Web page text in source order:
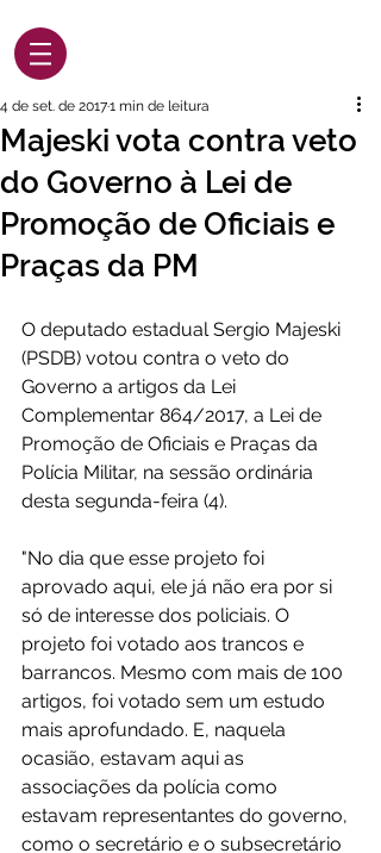
Majeski vota contra veto
do Governo à Lei de
Promoção de Oficiais e
Praças da PM
4 de set. de 20171 min de leitura
O deputado estadual Sergio Majeski
(PSDB) votou contra o veto do
Governo a artigos da Lei
Complementar 864/2017, a Lei de
Promoção de Oficiais e Praças da
Polícia Militar, na sessão ordinária
desta segunda-feira (4).
"No dia que esse projeto foi
aprovado aqui, ele já não era por si
só de interesse dos policiais. O
projeto foi votado aos trancos e
barrancos. Mesmo com mais de 100
artigos, foi votado sem um estudo
mais aprofundado. E, naquela
ocasião, estavam aqui as
associações da polícia como
estavam representantes do governo,
como o secretário e o subsecretário